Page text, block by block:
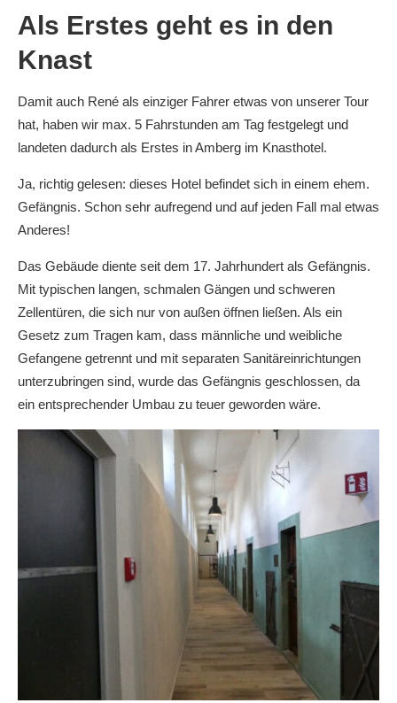
Als Erstes geht es in den
Knast
Damit auch René als einziger Fahrer etwas von unserer Tour
hat, haben wir max. 5 Fahrstunden am Tag festgelegt und
landeten dadurch als Erstes in Amberg im Knasthotel.
Ja, richtig gelesen: dieses Hotel befindet sich in einem ehem.
Gefängnis. Schon sehr aufregend und auf jeden Fall mal etwas
Anderes!
Das Gebäude diente seit dem 17. Jahrhundert als Gefängnis.
Mit typischen langen, schmalen Gängen und schweren
Zellentüren, die sich nur von außen öffnen ließen. Als ein
Gesetz zum Tragen kam, dass männliche und weibliche
Gefangene getrennt und mit separaten Sanitäreinrichtungen
unterzubringen sind, wurde das Gefängnis geschlossen, da
ein entsprechender Umbau zu teuer geworden wäre.